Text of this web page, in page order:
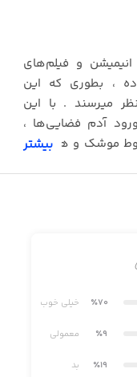
و فیلم‌های
، بطوری که این
میرسند . با این
آدم فضایی‌ها ،
موشک و هواپیما ،
بیشتر
٪70 خیلی خوب
٪9 معمولی
٪19 بد